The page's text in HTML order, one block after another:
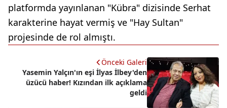
platformda yayınlanan "Kübra" dizisinde Serhat
karakterine hayat vermiş ve "Hay Sultan"
projesinde de rol almıştı.
Önceki Galeri
Yasemin Yalçın'ın eşi İlyas İlbey'den
üzücü haber! Kızından ilk açıklama
geldi